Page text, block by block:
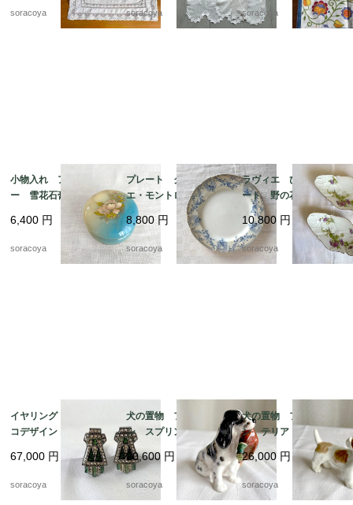
soracoya soracoya
ヴィンテージ 12clem
23
soracoya
小物入れ アラバスタ
ー 雪花石膏 イタリ
ア製 天然石 花プリ
ント
6,400 円
soracoya
プレート クレイユ・
エ・モントロー 平皿 蔦
レリーフ デザート
19twm84-2
8,800円
soracoya
ラヴィエ ひし形プレ
ート 野の花 オード
ブル プチガトー お
やつおつまみ 2枚セッ
ト 19twm70
10,800 円
soracoya
イヤリング アールデ
コデザイン エメラルド
グリーン エナメル加
工 12acen27
67,000 円
soracoya
犬の置物 フィギュリ
ン スプリンガースパ
ニエルとキジ 猟犬
ロイヤルドルトン 19
otm43-2
20,600 円
soracoya
犬の置物 フィギュリ
ン テリア 陶器製
ロイヤルドックス 19
otm43
26,000 円
soracoya